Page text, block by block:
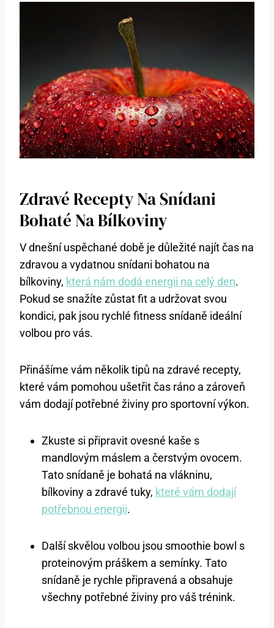
Zdravé Recepty Na Snídani
Bohaté Na Bílkoviny
V dnešní uspěchané době je důležité najít čas na
zdravou a vydatnou snídani bohatou na
bílkoviny, která nám dodá energii na celý den.
Pokud se snažíte zůstat fit a udržovat svou
kondici, pak jsou rychlé fitness snídaně ideální
volbou pro vás.
Přinášíme vám několik tipů na zdravé recepty,
které vám pomohou ušetřit čas ráno a zároveň
vám dodají potřebné živiny pro sportovní výkon.
Zkuste si připravit ovesné kaše s
mandlovým máslem a čerstvým ovocem.
Tato snídaně je bohatá na vlákninu,
bílkoviny a zdravé tuky, které vám dodají
potřebnou energii.
Další skvělou volbou jsou smoothie bowl s
proteinovým práškem a semínky. Tato
snídaně je rychle připravená a obsahuje
všechny potřebné živiny pro váš trénink.